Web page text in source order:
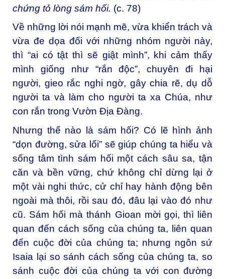
chứng tỏ lòng sám hối. (c. 78)
Về những lời nói mạnh mẽ, vừa khiển trách và
vừa đe dọa đối với những nhóm người này,
thì “ai có tật thì sẽ giật mình”, khi cảm thấy
mình giống như “rắn độc”, chuyên đi hại
người, gieo rắc nghi ngờ, gây chia rẽ, dụ dỗ
người ta và làm cho người ta xa Chúa, như
con rắn trong Vườn Địa Đàng.
Nhưng thế nào là sám hối? Có lẽ hình ảnh
“dọn đường, sửa lối” sẽ giúp chúng ta hiểu và
sống tâm tình sám hối một cách sâu sa, tận
căn và bền vững, chứ không chỉ dừng lại ở
một vài nghi thức, cử chỉ hay hành động bên
ngoài mà thôi, rồi sau đó, đâu lại vào đó như
cũ. Sám hối mà thánh Gioan mời gọi, thì liên
quan đến cách sống của chúng ta, liên quan
đến cuộc đời của chúng ta; nhưng ngôn sứ
Isaia lại so sánh cách sống của chúng ta, so
sánh cuộc đời của chúng ta với con đường